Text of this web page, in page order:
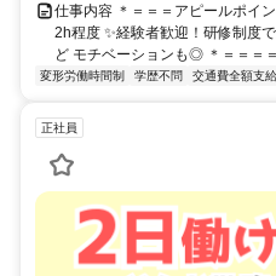
仕事内容 ＊＝＝＝アピールポイ
2h程度 ✨経験者歓迎！研修制度
ど モチベーションも◎ ＊＝＝＝
変形労働時間制 学歴不問 交通費全額支給
正社員